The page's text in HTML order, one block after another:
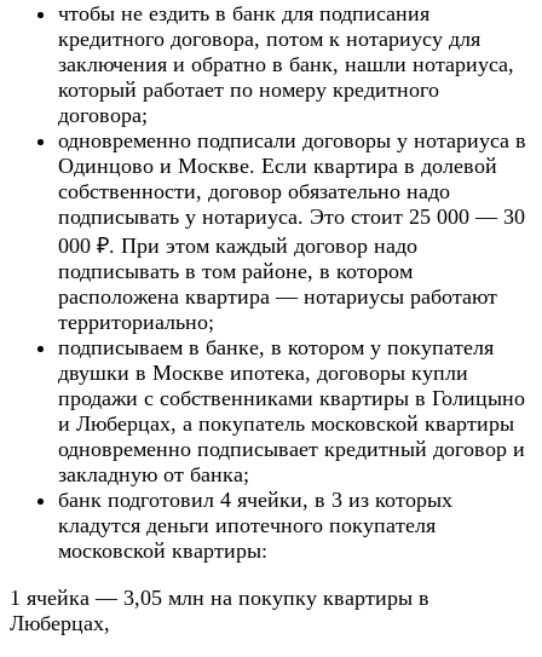
чтобы не ездить в банк для подписания
кредитного договора, потом к нотариусу для
заключения и обратно в банк, нашли нотариуса,
который работает по номеру кредитного
договора;
одновременно подписали договоры у нотариуса в
Одинцово и Москве. Если квартира в долевой
собственности, договор обязательно надо
подписывать у нотариуса. Это стоит 25 000 — 30
000 ₽. При этом каждый договор надо
подписывать в том районе, в котором
расположена квартира — нотариусы работают
территориально;
подписываем в банке, в котором у покупателя
двушки в Москве ипотека, договоры купли
продажи с собственниками квартиры в Голицыно
и Люберцах, а покупатель московской квартиры
одновременно подписывает кредитный договор и
закладную от банка;
банк подготовил 4 ячейки, в 3 из которых
кладутся деньги ипотечного покупателя
московской квартиры:
1 ячейка — 3,05 млн на покупку квартиры в
Люберцах,